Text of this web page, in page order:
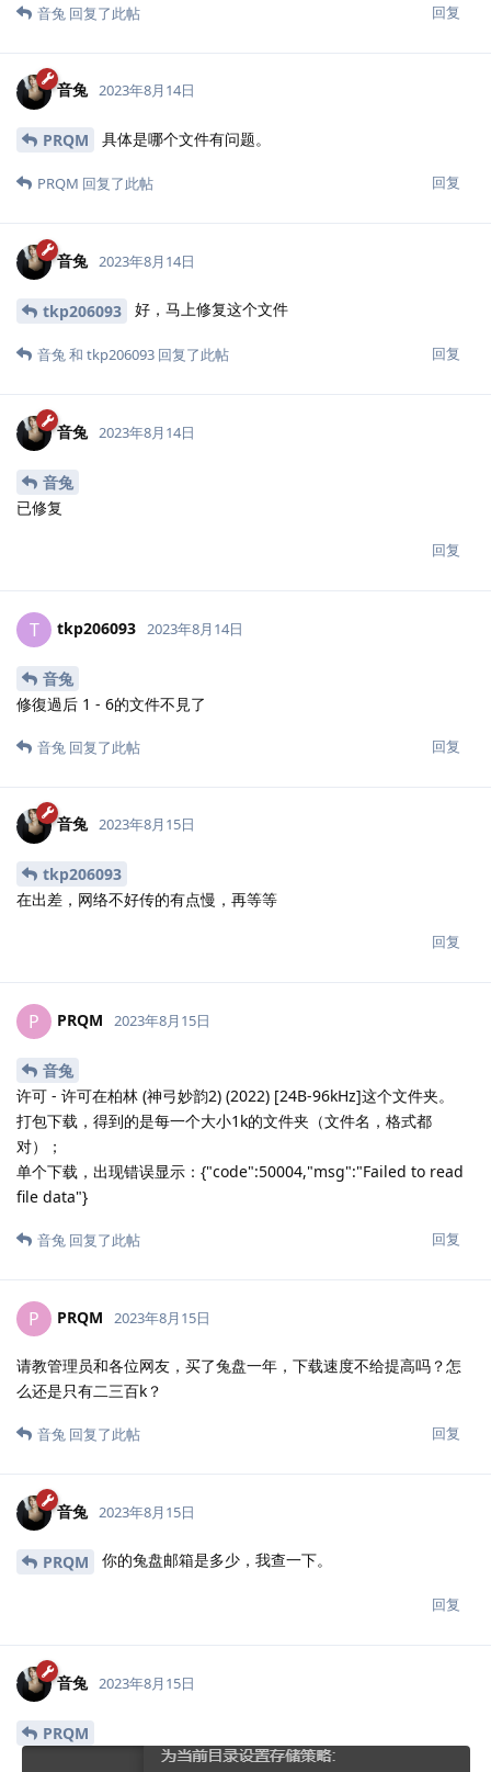
回复
音兔 回复了此帖
音兔 2023年8月14日
PRQM 具体是哪个文件有问题。
回复
PRQM 回复了此帖
音兔 2023年8月14日
tkp206093 好，马上修复这个文件
回复
音兔和 tkp206093 回复了此帖
音兔 2023年8月14日
音兔
已修复
回复
T tkp206093 2023年8月14日
音兔
修復過后 1 - 6的文件不見了
回复
音兔 回复了此帖
音兔 2023年8月15日
tkp206093
在出差，网络不好传的有点慢，再等等
回复
P PRQM 2023年8月15日
音兔
许可 - 许可在柏林 (神弓妙韵2) (2022) [24B-96kHz]这个文件夹。
打包下载，得到的是每一个大小1k的文件夹（文件名，格式都
对）；
单个下载，出现错误显示：{"code":50004,"msg":"Failed to read
file data"}
回复
音兔 回复了此帖
P PRQM 2023年8月15日
请教管理员和各位网友，买了兔盘一年，下载速度不给提高吗？怎
么还是只有二三百k？
回复
音兔 回复了此帖
音兔 2023年8月15日
PRQM 你的兔盘邮箱是多少，我查一下。
回复
音兔 2023年8月15日
PRQM